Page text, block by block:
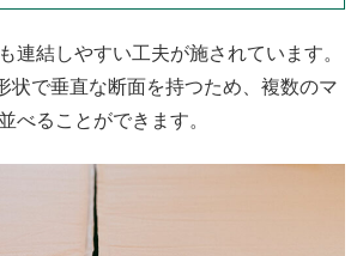
連結しやすい工夫が施されています。
状で垂直な断面を持つため、複数のマ
べることができます。